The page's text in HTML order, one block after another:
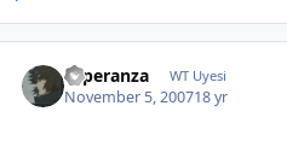
Esperanza WT Uyesi
November 5, 200718 yr